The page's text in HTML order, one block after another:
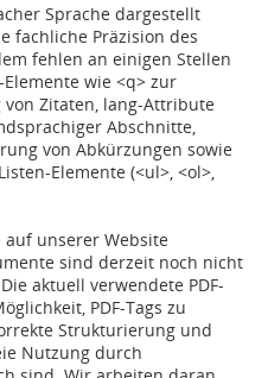
Sprache dargestellt
fachliche Präzision des
fehlen an einigen Stellen
wie <q> zur
Zitaten, lang-Attribute
Abschnitte,
von Abkürzungen sowie
Elemente (<ul>, <ol>,
auf unserer Website
sind derzeit noch nicht
aktuell verwendete PDF-
PDF-Tags zu
Strukturierung und
Nutzung durch